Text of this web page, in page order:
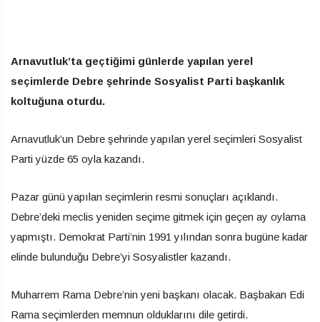
Arnavutluk’ta geçtiğimi günlerde yapılan yerel
seçimlerde Debre şehrinde Sosyalist Parti başkanlık
koltuğuna oturdu.
Arnavutluk’un Debre şehrinde yapılan yerel seçimleri Sosyalist
Parti yüzde 65 oyla kazandı.
Pazar günü yapılan seçimlerin resmi sonuçları açıklandı.
Debre’deki meclis yeniden seçime gitmek için geçen ay oylama
yapmıştı. Demokrat Parti’nin 1991 yılından sonra bugüne kadar
elinde bulunduğu Debre’yi Sosyalistler kazandı.
Muharrem Rama Debre’nin yeni başkanı olacak. Başbakan Edi
Rama seçimlerden memnun olduklarını dile getirdi.